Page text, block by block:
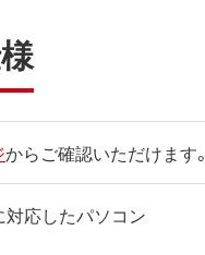
からご確認いただけます。
応したパソコン